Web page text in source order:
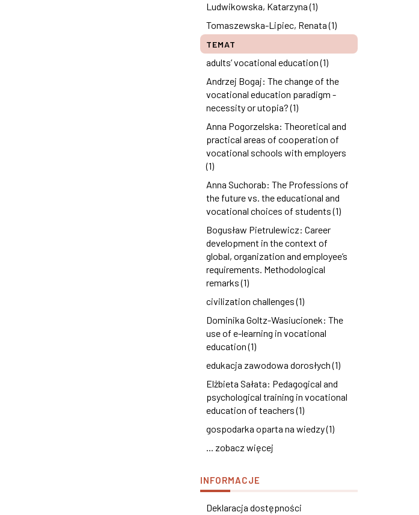
Ludwikowska, Katarzyna (1)
Tomaszewska-Lipiec, Renata (1)
TEMAT
adults’ vocational education (1)
Andrzej Bogaj: The change of the
vocational education paradigm -
necessity or utopia? (1)
Anna Pogorzelska: Theoretical and
practical areas of cooperation of
vocational schools with employers
(1)
Anna Suchorab: The Professions of
the future vs. the educational and
vocational choices of students (1)
Bogusław Pietrulewicz: Career
development in the context of
global, organization and employee’s
requirements. Methodological
remarks (1)
civilization challenges (1)
Dominika Goltz-Wasiucionek: The
use of e-learning in vocational
education (1)
edukacja zawodowa dorosłych (1)
Elżbieta Sałata: Pedagogical and
psychological training in vocational
education of teachers (1)
gospodarka oparta na wiedzy (1)
... zobacz więcej
INFORMACJE
Deklaracja dostępności